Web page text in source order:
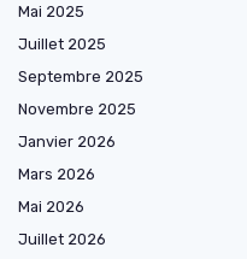
Mai 2025
Juillet 2025
Septembre 2025
Novembre 2025
Janvier 2026
Mars 2026
Mai 2026
Juillet 2026